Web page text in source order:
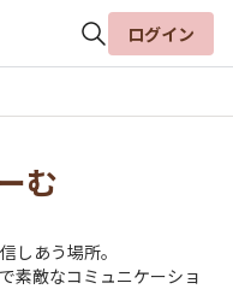
ログイン
む
しあう場所。
素敵なコミュニケーショ